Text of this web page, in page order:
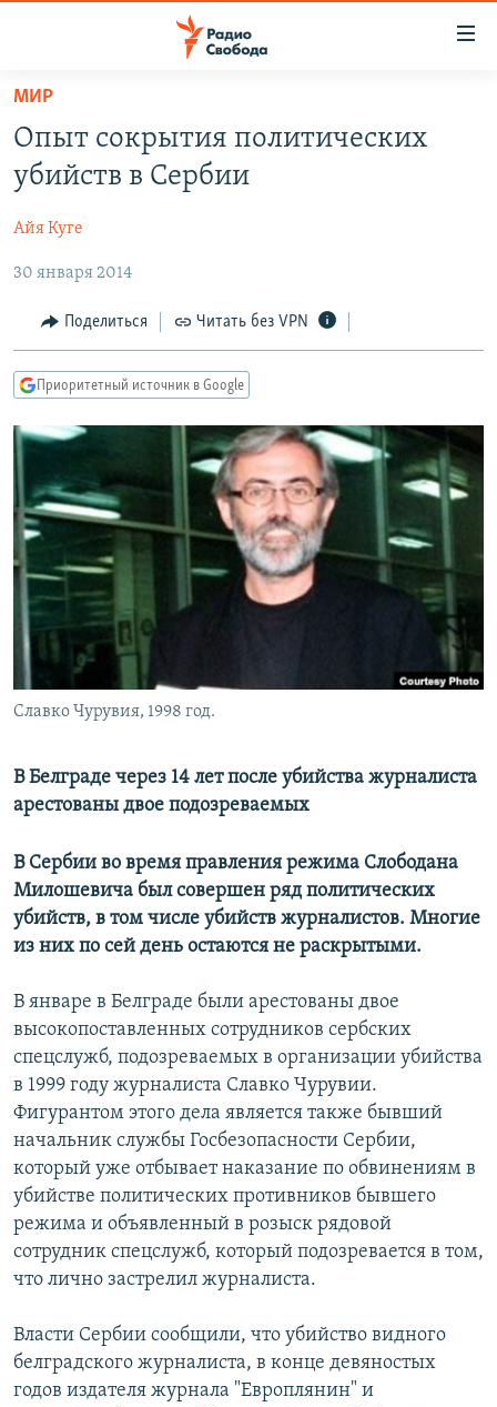
упрощенного
доступа
Вернуться
основному
Вернутся
главной
навигации
Вернутся
поиску
ПОДКАСТЫ
АВТОРСКИЕ ПРОЕКТЫ
ЦИТАТЫ СВОБОДЫ
МНЕНИЯ
КУЛЬТУРА
IDEL.РЕАЛИИ
КАВКАЗ.РЕАЛИИ
СЕВЕР.РЕАЛИИ
СИБИРЬ.РЕАЛИИ
РАСПИСАНИЕ ВЕЩАНИЯ
ПОДПИШИТЕСЬ НА РАССЫЛКУ
СОЦИАЛЬНЫЕ СЕТИ
Все сайты РСЕ/РС
МИР
Опыт сокрытия политических
убийств в Сербии
Айя Куге
30 января 2014
Поделиться Читать без VPN
Приоритетный источник в Google
Славко Чурувия, 1998 год.
В Белграде через 14 лет после убийства журналиста
арестованы двое подозреваемых
В Сербии во время правления режима Слободана
Милошевича был совершен ряд политических
убийств, в том числе убийств журналистов. Многие
из них по сей день остаются не раскрытыми.
В январе в Белграде были арестованы двое
высокопоставленных сотрудников сербских
спецслужб, подозреваемых в организации убийства
в 1999 году журналиста Славко Чурувии.
Фигурантом этого дела является также бывший
начальник службы Госбезопасности Сербии,
который уже отбывает наказание по обвинениям в
убийстве политических противников бывшего
режима и объявленный в розыск рядовой
сотрудник спецслужб, который подозревается в том,
что лично застрелил журналиста.
Власти Сербии сообщили, что убийство видного
белградского журналиста, в конце девяностых
годов издателя журнала "Европлянин" и